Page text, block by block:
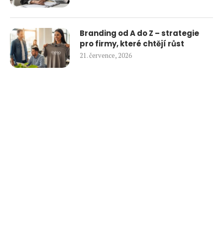
Branding od A do Z – strategie
pro firmy, které chtějí růst
21. července, 2026